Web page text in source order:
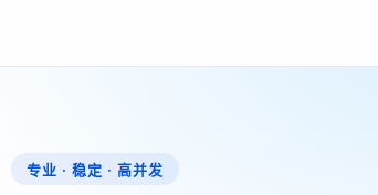
专业 · 稳定 · 高并发